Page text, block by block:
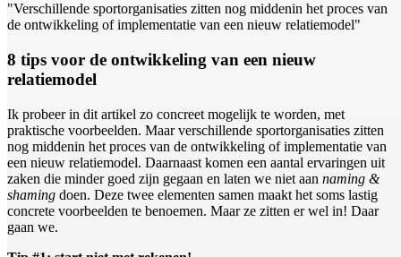
"Verschillende sportorganisaties zitten nog middenin het proces van
de ontwikkeling of implementatie van een nieuw relatiemodel"
8 tips voor de ontwikkeling van een nieuw
relatiemodel
Ik probeer in dit artikel zo concreet mogelijk te worden, met
praktische voorbeelden. Maar verschillende sportorganisaties zitten
nog middenin het proces van de ontwikkeling of implementatie van
een nieuw relatiemodel. Daarnaast komen een aantal ervaringen uit
zaken die minder goed zijn gegaan en laten we niet aan naming &
shaming doen. Deze twee elementen samen maakt het soms lastig
concrete voorbeelden te benoemen. Maar ze zitten er wel in! Daar
gaan we.